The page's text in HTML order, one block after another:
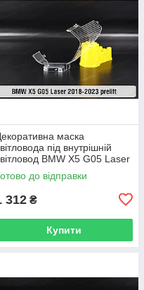
маска
під внутрішній
BMW X5 G05 Laser
2023) дорест ліва
до відправки
312 ₴
Купити